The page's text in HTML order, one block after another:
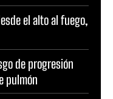
el alto al fuego,
de progresión
pulmón